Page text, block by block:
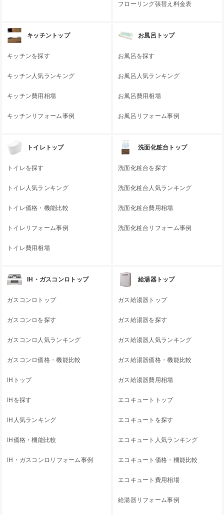
フローリング張替え料金表
キッチントップ
キッチンを探す
キッチン人気ランキング
キッチン費用相場
キッチンリフォーム事例
お風呂トップ
お風呂を探す
お風呂人気ランキング
お風呂費用相場
お風呂リフォーム事例
トイレトップ
トイレを探す
トイレ人気ランキング
トイレ価格・機能比較
トイレリフォーム事例
トイレ費用相場
洗面化粧台トップ
洗面化粧台を探す
洗面化粧台人気ランキング
洗面化粧台費用相場
洗面化粧台リフォーム事例
IH・ガスコンロトップ
ガスコンロトップ
ガスコンロを探す
ガスコンロ人気ランキング
ガスコンロ価格・機能比較
IHトップ
IHを探す
IH人気ランキング
IH価格・機能比較
IH・ガスコンロリフォーム事例
給湯器トップ
ガス給湯器トップ
ガス給湯器を探す
ガス給湯器人気ランキング
ガス給湯器価格・機能比較
ガス給湯器費用相場
エコキュートトップ
エコキュートを探す
エコキュート人気ランキング
エコキュート価格・機能比較
エコキュート費用相場
給湯器リフォーム事例